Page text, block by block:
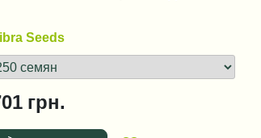
Seeds
грн.